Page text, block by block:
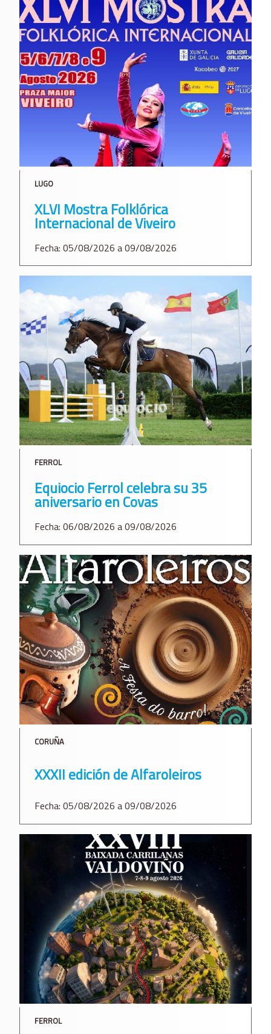
LUGO
XLVI Mostra Folklórica
Internacional de Viveiro
Fecha: 05/08/2026 a 09/08/2026
FERROL
Equiocio Ferrol celebra su 35
aniversario en Covas
Fecha: 06/08/2026 a 09/08/2026
CORUÑA
XXXII edición de Alfaroleiros
Fecha: 05/08/2026 a 09/08/2026
FERROL